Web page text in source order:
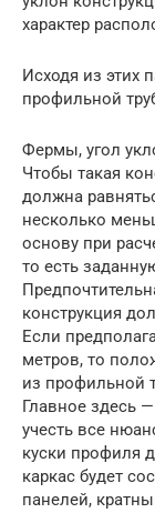
характер
Исходя из этих
профильной
Фермы, угол
Чтобы такая
должна
несколько
основу при
то есть
конструкция
Если
метров, то
из профильной
Главное здесь
учесть все
куски профиля
каркас будет
панелей,